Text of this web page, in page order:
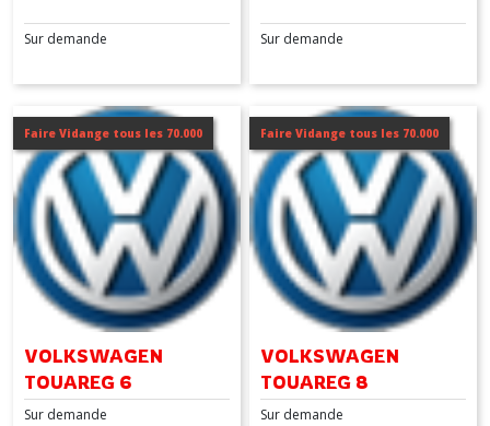
Sur demande Sur demande
Faire Vidange tous les 70.000
VOLKSWAGEN
TOUAREG 6
RAPPORTS
Sur demande
Faire Vidange tous les 70.000
VOLKSWAGEN
TOUAREG 8
RAPPORTS
Sur demande